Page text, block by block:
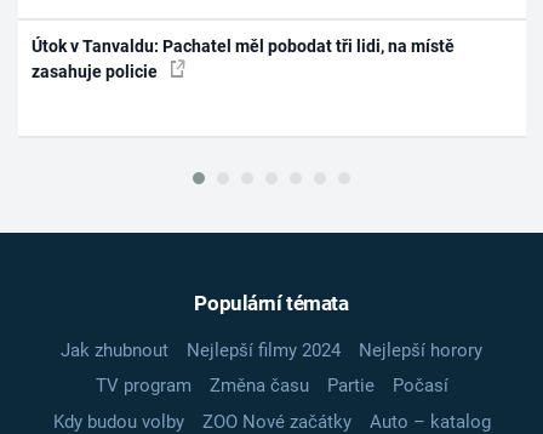
Útok v Tanvaldu: Pachatel měl pobodat tři lidi, na místě
zasahuje policie
Populární témata
Jak zhubnout Nejlepší filmy 2024
Nejlepší horory
TV program
Změna času Partie
Počasí
Kdy budou volby
ZOO Nové začátky
Auto – katalog